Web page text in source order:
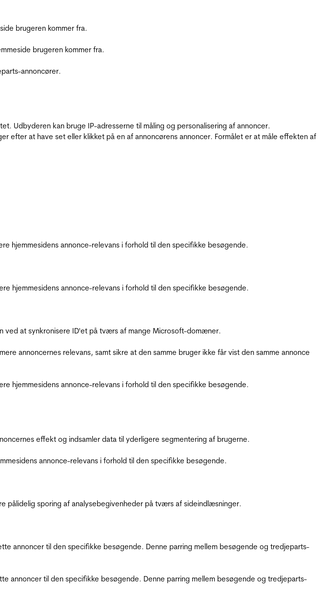
brugeren kommer fra.
brugeren kommer fra.
annoncører.
Udbyderen kan bruge IP-adresserne til måling og personalisering af annoncer.
efter at have set eller klikket på en af annoncørens annoncer. Formålet er at måle effekten af
hjemmesidens annonce-relevans i forhold til den specifikke besøgende.
hjemmesidens annonce-relevans i forhold til den specifikke besøgende.
ved at synkronisere ID'et på tværs af mange Microsoft-domæner.
annoncernes relevans, samt sikre at den samme bruger ikke får vist den samme annonce
hjemmesidens annonce-relevans i forhold til den specifikke besøgende.
effekt og indsamler data til yderligere segmentering af brugerne.
annonce-relevans i forhold til den specifikke besøgende.
pålidelig sporing af analysebegivenheder på tværs af sideindlæsninger.
annoncer til den specifikke besøgende. Denne parring mellem besøgende og tredjeparts-
annoncer til den specifikke besøgende. Denne parring mellem besøgende og tredjeparts-